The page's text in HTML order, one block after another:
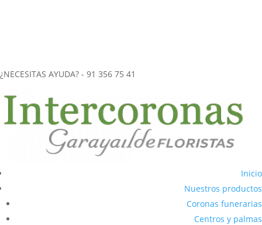
¿NECESITAS AYUDA? - 91 356 75 41
Inicio
Nuestros productos
Coronas funerarias
Centros y palmas